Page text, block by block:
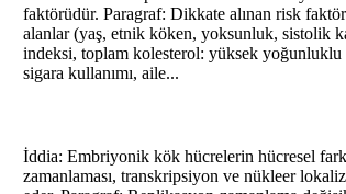
faktörüdür. Paragraf: Dikkate alınan risk
alanlar (yaş, etnik köken, yoksunluk, sistolik
indeksi, toplam kolesterol: yüksek yoğunluklu
sigara kullanımı, aile...
İddia: Embriyonik kök hücrelerin hücresel
zamanlaması, transkripsiyon ve nükleer